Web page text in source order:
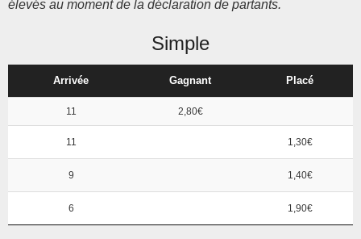
élevés au moment de la déclaration de partants.
Simple
Arrivée Gagnant Placé
11 2,80€
11 1,30€
9 1,40€
6 1,90€